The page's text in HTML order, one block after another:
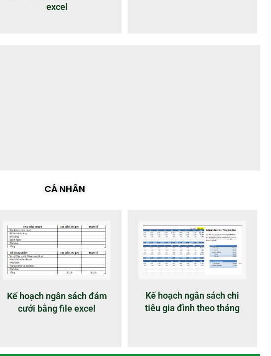
excel
CÁ NHÂN
Kế hoạch ngân sách đám
cưới bằng file excel
Kế hoạch ngân sách chi
tiêu gia đình theo tháng